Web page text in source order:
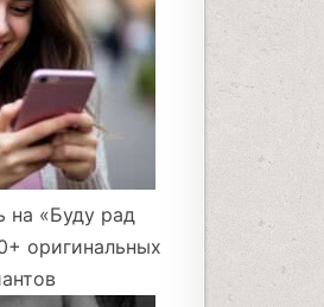
на «Буду рад
оригинальных